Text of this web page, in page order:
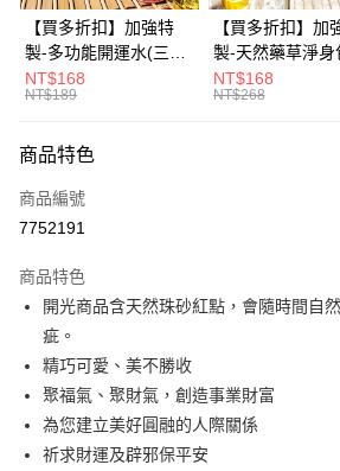
臺灣中小企業銀行
台中商
匯豐（台灣）商業銀行
華泰商
聯邦商業銀行
遠東國
元大商業銀行
台灣樂天信用卡公司
國泰世華商業銀行
兆豐國
臺灣中小企業銀行
台中商
匯豐（台灣）商業銀行
聯邦商業銀行
玉山商業銀行
台灣樂天信用卡公司
華南商業銀行
彰化商
上海商業儲蓄銀行
台北富
國泰世華商業銀行
兆豐國
臺灣中小企業銀行
元大商業銀行
台新國際商業銀行
台灣樂天信用卡公司
LINE Pay
Apple Pay
悠遊付
Google Pay
大哥付你分期
相關說明
【大哥付你分期使用說明】
1.本服務由台灣大哥大提供，台灣大哥大用戶可
2.付款方式選擇「大哥付你分期」，訂單成立後會
流程，驗證手機門號後，選擇欲分期的期數、繳
3.實際核准額度、可分期數及費用金額請依後續交
AFTEE先享後付
相關說明
【關於「AFTEE先享後付」】
AFTEE先享後付是「在收到商品之後才付款」的
Hami Point
【買多折扣】加強特
製-多功能開運水(三款
任選)《大師特製》
《含開光》財神小舖 -
水 防疫必備
NT$168
NT$189
【買多折扣】加
製-天然藥草淨身
款任選)3入【財神
舖】開運，桃花
NT$168
NT$268
商品特色
商品編號
7752191
商品特色
開光商品含天然珠砂紅點，會隨時間自
疵。
精巧可愛、美不勝收
聚福氣、聚財氣，創造事業財富
為您建立美好圓融的人際關係
祈求財運及辟邪保平安